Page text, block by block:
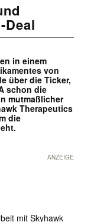
Deal
in einem
von
über die Ticker,
schon die
mutmaßlicher
Therapeutics
die
ANZEIGE
mit Skyhawk